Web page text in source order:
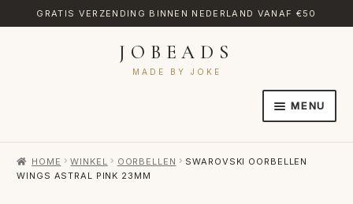
GRATIS VERZENDING BINNEN NEDERLAND VANAF €50
JOBEADS
MADE BY JOKE
MENU
AFREKENEN
HOME WINKEL OORBELLEN
SWAROVSKI OORBELLEN
WINGS ASTRAL PINK 23MM